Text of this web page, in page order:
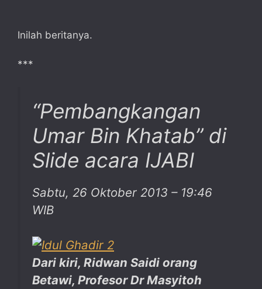
Inilah beritanya.
***
“Pembangkangan
Umar Bin Khatab” di
Slide acara IJABI
Sabtu, 26 Oktober 2013 – 19:46
WIB
Dari kiri, Ridwan Saidi orang
Betawi, Profesor Dr Masyitoh